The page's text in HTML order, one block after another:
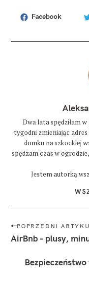
I
o
t
o
o
Facebook
Dwa lata spędziłam
tygodni zmieniając adres
domku na szkockiej
spędzam czas w
Jestem autorką
N
a
POPRZEDNI
AirBnb – plusy,